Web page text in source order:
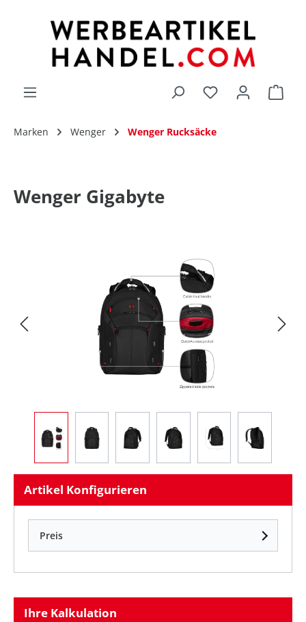
Du hast 0
Marken Wenger Wenger Rucksäcke
Wenger Gigabyte
Artikel Konfigurieren
Preis
Ihre Kalkulation